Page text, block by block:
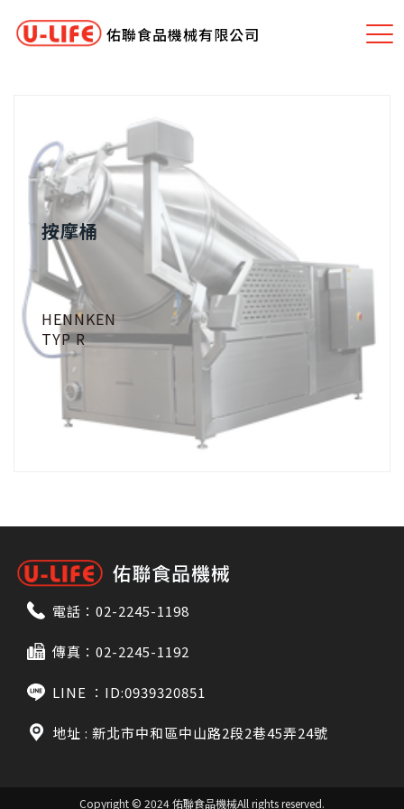
佑聯食品機械有限公司
按摩桶
HENNKEN
TYP R
電話： 02-2245-1198
傳真：02-2245-1192
LINE ： ID:0939320851
地址 : 新北市中和區中山路2段2巷45弄24號
Copyright © 2024 佑聯食品機械All rights reserved.